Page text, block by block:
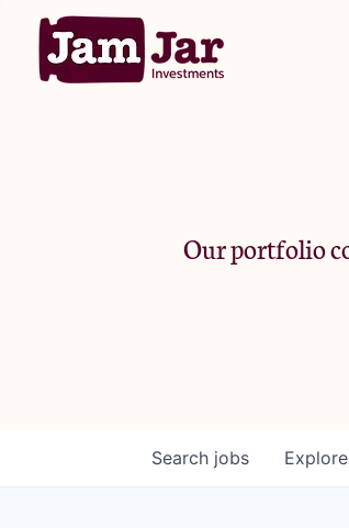
Our portfolio
Search jobs Explore